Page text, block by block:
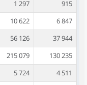
1 297
915
10 622
6 847
56 126
37 944
215 079
130 235
5 724
4 511